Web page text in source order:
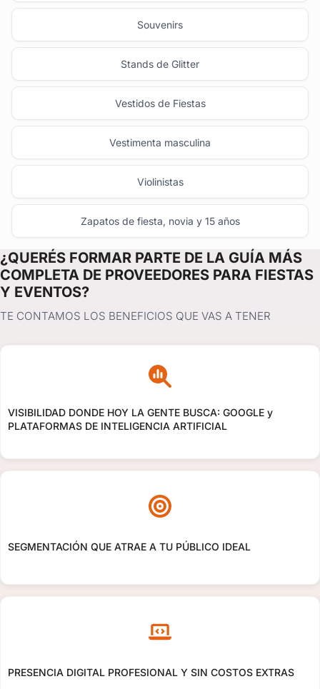
Souvenirs
Stands de Glitter
Vestidos de Fiestas
Vestimenta masculina
Violinistas
Zapatos de fiesta, novia y 15 años
¿QUERÉS FORMAR PARTE DE LA GUÍA MÁS
COMPLETA DE PROVEEDORES PARA FIESTAS
Y EVENTOS?
TE CONTAMOS LOS BENEFICIOS QUE VAS A TENER
VISIBILIDAD DONDE HOY LA GENTE BUSCA: GOOGLE y
PLATAFORMAS DE INTELIGENCIA ARTIFICIAL
SEGMENTACIÓN QUE ATRAE A TU PÚBLICO IDEAL
PRESENCIA DIGITAL PROFESIONAL Y SIN COSTOS EXTRAS